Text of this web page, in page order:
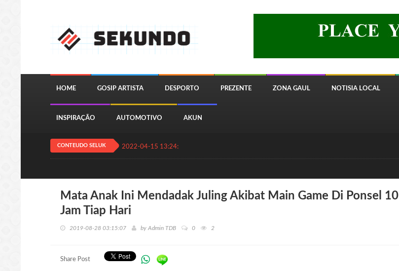
HOME GOSIP ARTISTA DESPORTO PREZENTE ZONA GAUL NOTISIA LOCAL
INSPIRAÇÃO AUTOMOTIVO AKUN
CONTEUDO SELUK 2022-04-15 13:24:11
Mata Anak Ini Mendadak Juling Akibat Main Game Di Ponsel 10
Jam Tiap Hari
2019-08-28 03:15:07 by Admin TDB 0 2
Share Post